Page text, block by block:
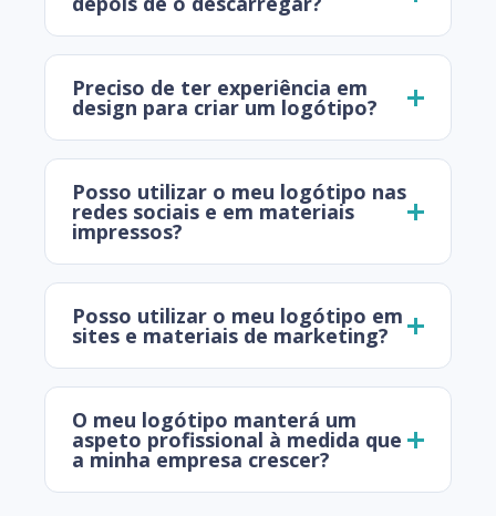
Preciso de ter experiência em
design para criar um logótipo?
Posso utilizar o meu logótipo nas
redes sociais e em materiais
impressos?
Posso utilizar o meu logótipo em
sites e materiais de marketing?
O meu logótipo manterá um
aspeto profissional à medida que
a minha empresa crescer?